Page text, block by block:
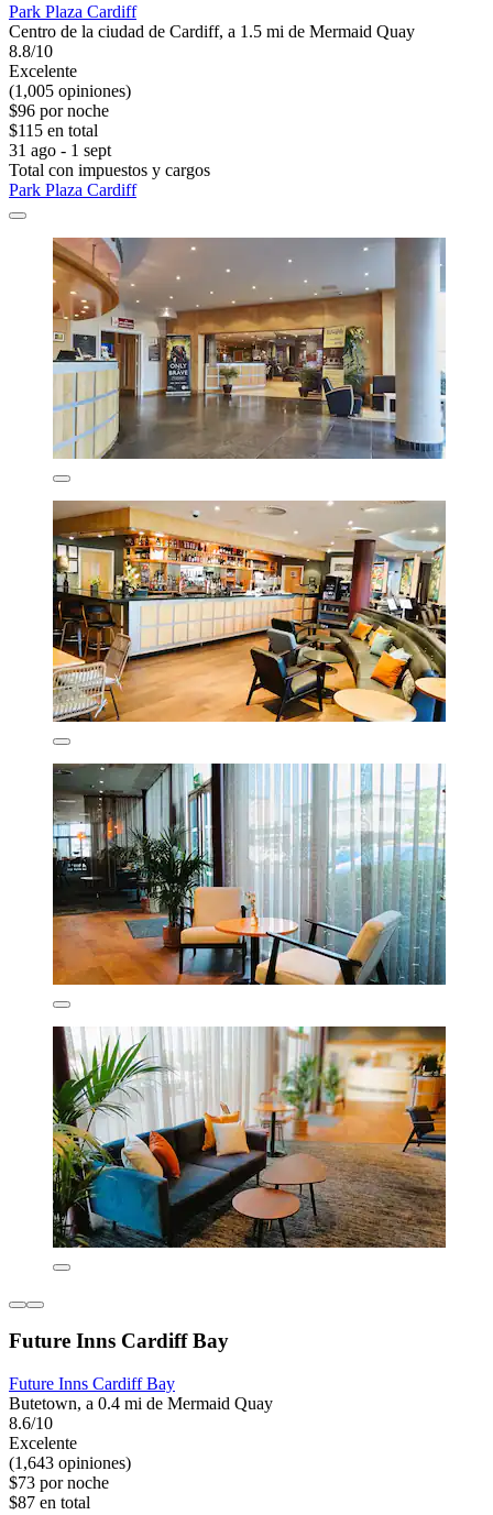
Park Plaza Cardiff
Centro de la ciudad de Cardiff, a 1.5 mi de Mermaid Quay
8.8/10
Excelente
(1,005 opiniones)
$96 por noche
$115 en total
31 ago - 1 sept
Total con impuestos y cargos
Park Plaza Cardiff
Future Inns Cardiff Bay
Future Inns Cardiff Bay
Butetown, a 0.4 mi de Mermaid Quay
8.6/10
Excelente
(1,643 opiniones)
$73 por noche
$87 en total